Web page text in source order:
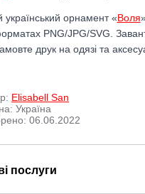
український орнамент «Воля
PNG/JPG/SVG.
друк на одязі та
Elisabell San
Україна
06.06.2022
послуги